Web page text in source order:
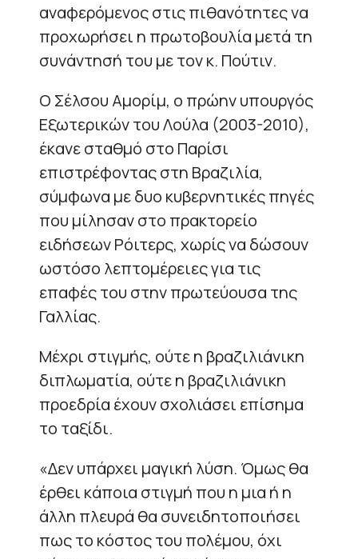
αναφερόμενος στις πιθανότητες να
προχωρήσει η πρωτοβουλία μετά τη
συνάντησή του με τον κ. Πούτιν.
Ο Σέλσου Αμορίμ, ο πρώην υπουργός
Εξωτερικών του Λούλα (2003-2010),
έκανε σταθμό στο Παρίσι
επιστρέφοντας στη Βραζιλία,
σύμφωνα με δυο κυβερνητικές πηγές
που μίλησαν στο πρακτορείο
ειδήσεων Ρόιτερς, χωρίς να δώσουν
ωστόσο λεπτομέρειες για τις
επαφές του στην πρωτεύουσα της
Γαλλίας.
Μέχρι στιγμής, ούτε η βραζιλιάνικη
διπλωματία, ούτε η βραζιλιάνικη
προεδρία έχουν σχολιάσει επίσημα
το ταξίδι.
«Δεν υπάρχει μαγική λύση. Όμως θα
έρθει κάποια στιγμή που η μια ή η
άλλη πλευρά θα συνειδητοποιήσει
πως το κόστος του πολέμου, όχι